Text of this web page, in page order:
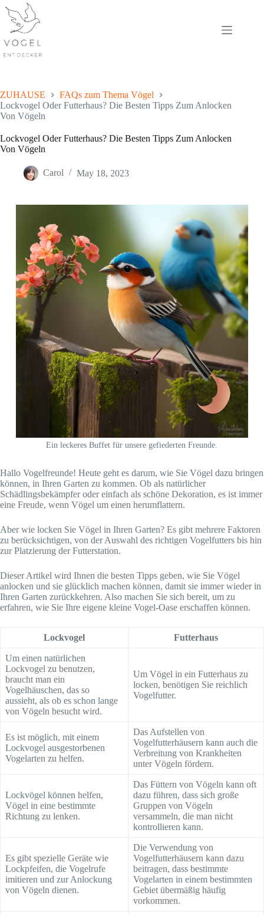
content
ZUHAUSE
FAQs zum Thema Vögel
Lockvogel Oder Futterhaus? Die Besten Tipps Zum Anlocken
Von Vögeln
Lockvogel Oder Futterhaus? Die Besten Tipps Zum Anlocken
Von Vögeln
Carol May 18, 2023
Ein leckeres Buffet für unsere gefiederten Freunde.
Hallo Vogelfreunde! Heute geht es darum, wie Sie Vögel dazu bringen
können, in Ihren Garten zu kommen. Ob als natürlicher
Schädlingsbekämpfer oder einfach als schöne Dekoration, es ist immer
eine Freude, wenn Vögel um einen herumflattern.
Aber wie locken Sie Vögel in Ihren Garten? Es gibt mehrere Faktoren
zu berücksichtigen, von der Auswahl des richtigen Vogelfutters bis hin
zur Platzierung der Futterstation.
Dieser Artikel wird Ihnen die besten Tipps geben, wie Sie Vögel
anlocken und sie glücklich machen können, damit sie immer wieder in
Ihren Garten zurückkehren. Also machen Sie sich bereit, um zu
erfahren, wie Sie Ihre eigene kleine Vogel-Oase erschaffen können.
Lockvogel Futterhaus
Um einen natürlichen
Lockvogel zu benutzen,
braucht man ein
Vogelhäuschen, das so
aussieht, als ob es schon lange
von Vögeln besucht wird.
Um Vögel in ein Futterhaus zu
locken, benötigen Sie reichlich
Vogelfutter.
Es ist möglich, mit einem
Lockvogel ausgestorbenen
Vogelarten zu helfen.
Das Aufstellen von
Vogelfutterhäusern kann auch die
Verbreitung von Krankheiten
unter Vögeln fördern.
Lockvögel können helfen,
Vögel in eine bestimmte
Richtung zu lenken.
Das Füttern von Vögeln kann oft
dazu führen, dass sich große
Gruppen von Vögeln
versammeln, die man nicht
kontrollieren kann.
Es gibt spezielle Geräte wie
Lockpfeifen, die Vogelrufe
imitieren und zur Anlockung
von Vögeln dienen.
Die Verwendung von
Vogelfutterhäusern kann dazu
beitragen, dass bestimmte
Vogelarten in einem bestimmten
Gebiet übermäßig häufig
vorkommen.